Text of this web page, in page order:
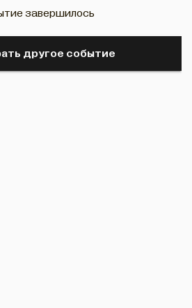
завершилось
другое событие